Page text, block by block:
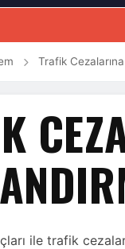
Trafik
ile trafik